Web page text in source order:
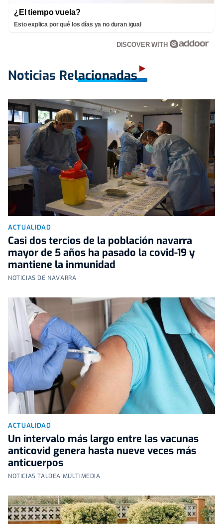
¿El tiempo vuela?
Esto explica por qué los días ya no duran igual
DISCOVER WITH
Noticias Relacionadas
ACTUALIDAD
Casi dos tercios de la población navarra
mayor de 5 años ha pasado la covid-19 y
mantiene la inmunidad
NOTICIAS DE NAVARRA
ACTUALIDAD
Un intervalo más largo entre las vacunas
anticovid genera hasta nueve veces más
anticuerpos
NOTICIAS TALDEA MULTIMEDIA